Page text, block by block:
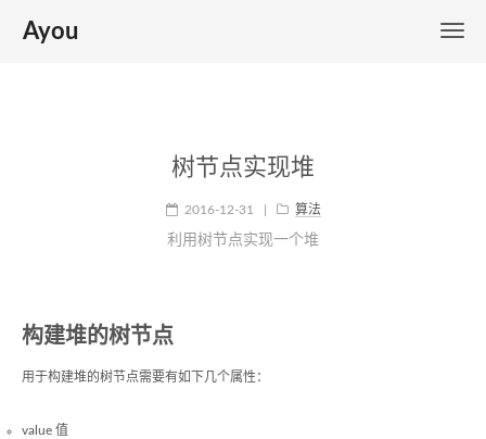
Ayou
树节点实现堆
2016-12-31 算法
利用树节点实现一个堆
构建堆的树节点
用于构建堆的树节点需要有如下几个属性：
value 值